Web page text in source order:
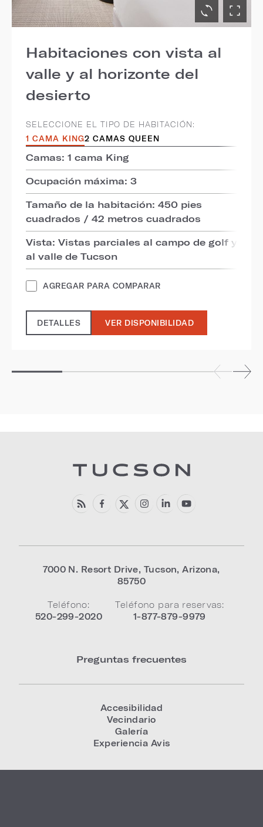
Habitaciones con vista al
valle y al horizonte del
desierto
SELECCIONE EL TIPO DE HABITACIÓN:
1 CAMA KING2 CAMAS QUEEN
Camas: 1 cama King
Ocupación máxima: 3
Tamaño de la habitación: 450 pies
cuadrados / 42 metros cuadrados
Vista: Vistas parciales al campo de golf y
al valle de Tucson
AGREGAR PARA COMPARAR
DETALLES VER DISPONIBILIDAD
7000 N. Resort Drive, Tucson,Arizona,
85750
Teléfono:
520-299-2020
Teléfono para reservas:
1-877-879-9979
Preguntas frecuentes
Accesibilidad
Vecindario
Galería
Experiencia Avis